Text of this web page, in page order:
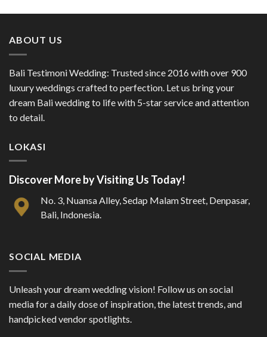
ABOUT US
Bali Testimoni Wedding: Trusted since 2016 with over 900
luxury weddings crafted to perfection. Let us bring your
dream Bali wedding to life with 5-star service and attention
to detail.
LOKASI
Discover More by Visiting Us Today!
No. 3, Nuansa Alley, Sedap Malam Street, Denpasar,
Bali, Indonesia.
SOCIAL MEDIA
Unleash your dream wedding vision! Follow us on social
media for a daily dose of inspiration, the latest trends, and
handpicked vendor spotlights.